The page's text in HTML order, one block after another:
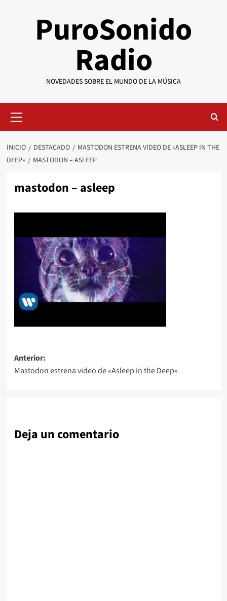
PuroSonido
Radio
NOVEDADES SOBRE EL MUNDO DE LA MÚSICA
primario
INICIO DESTACADO
MASTODON ESTRENA VIDEO DE «ASLEEP IN THE
DEEP»
MASTODON – ASLEEP
mastodon – asleep
Navegación
de
Anterior:
Mastodon estrena video de «Asleep in the Deep»
Deja un comentario